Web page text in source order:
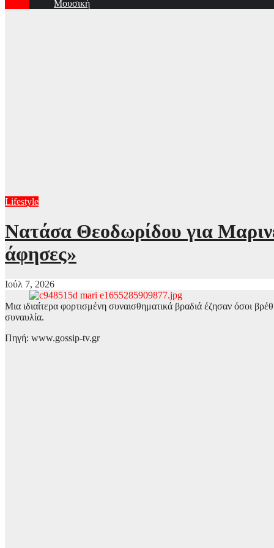
Μουσική
Lifestyle
Νατάσα Θεοδωρίδου για
άφησες»
Ιούλ 7, 2026
Μια ιδιαίτερα φορτισμένη συναισθηματικά βραδιά έζησαν όσοι
συναυλία.
Πηγή: www.gossip-tv.gr